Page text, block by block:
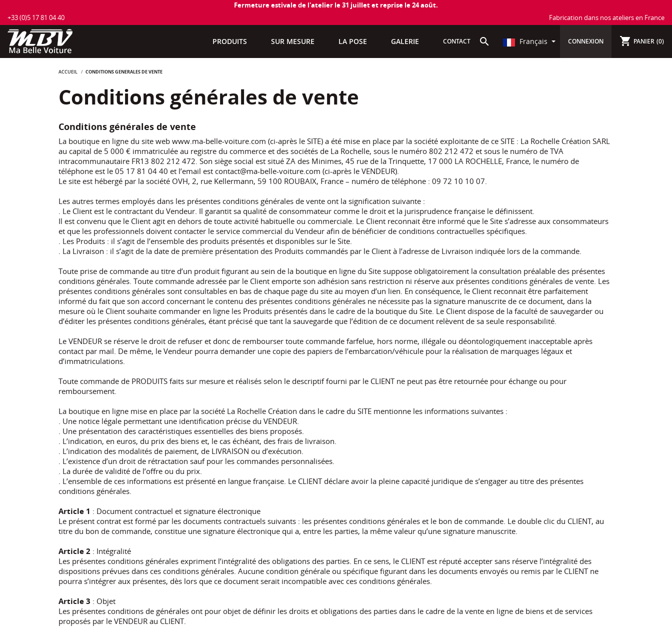
Fermeture estivale de l'atelier le 31 juillet et reprise le 24 août.
+33 (0)5 17 81 04 40
Fabrication dans nos ateliers en France
PRODUITS SUR MESURE LA POSE GALERIE CONTACT search Français CONNEXION shopping_cart PANIER (0)
ACCUEIL CONDITIONS GÉNÉRALES DE VENTE
Conditions générales de vente
Conditions générales de vente
La boutique en ligne du site web www.ma-belle-voiture.com (ci-après le SITE) a été mise en place par la société exploitante de ce SITE : La Rochelle Création SARL
au capital de 5 000 € immatriculée au registre du commerce et des sociétés de La Rochelle, sous le numéro 802 212 472 et sous le numéro de TVA
intracommunautaire FR13 802 212 472. Son siège social est situé ZA des Minimes, 45 rue de la Trinquette, 17 000 LA ROCHELLE, France, le numéro de
téléphone est le 05 17 81 04 40 et l’email est contact@ma-belle-voiture.com (ci-après le VENDEUR).
Le site est hébergé par la société OVH, 2, rue Kellermann, 59 100 ROUBAIX, France – numéro de téléphone : 09 72 10 10 07.
Les autres termes employés dans les présentes conditions générales de vente ont la signification suivante :
. Le Client est le contractant du Vendeur. Il garantit sa qualité de consommateur comme le droit et la jurisprudence française le définissent.
Il est convenu que le Client agit en dehors de toute activité habituelle ou commerciale. Le Client reconnait être informé que le Site s’adresse aux consommateurs
et que les professionnels doivent contacter le service commercial du Vendeur afin de bénéficier de conditions contractuelles spécifiques.
. Les Produits : il s’agit de l’ensemble des produits présentés et disponibles sur le Site.
. La Livraison : il s’agit de la date de première présentation des Produits commandés par le Client à l’adresse de Livraison indiquée lors de la commande.
Toute prise de commande au titre d’un produit figurant au sein de la boutique en ligne du Site suppose obligatoirement la consultation préalable des présentes
conditions générales. Toute commande adressée par le Client emporte son adhésion sans restriction ni réserve aux présentes conditions générales de vente. Les
présentes conditions générales sont consultables en bas de chaque page du site au moyen d’un lien. En conséquence, le Client reconnait être parfaitement
informé du fait que son accord concernant le contenu des présentes conditions générales ne nécessite pas la signature manuscrite de ce document, dans la
mesure où le Client souhaite commander en ligne les Produits présentés dans le cadre de la boutique du Site. Le Client dispose de la faculté de sauvegarder ou
d’éditer les présentes conditions générales, étant précisé que tant la sauvegarde que l’édition de ce document relèvent de sa seule responsabilité.
Le VENDEUR se réserve le droit de refuser et donc de rembourser toute commande farfelue, hors norme, illégale ou déontologiquement inacceptable après
contact par mail. De même, le Vendeur pourra demander une copie des papiers de l’embarcation/véhicule pour la réalisation de marquages légaux et
d’immatriculations.
Toute commande de PRODUITS faits sur mesure et réalisés selon le descriptif fourni par le CLIENT ne peut pas être retournée pour échange ou pour
remboursement.
La boutique en ligne mise en place par la société La Rochelle Création dans le cadre du SITE mentionne les informations suivantes :
. Une notice légale permettant une identification précise du VENDEUR.
. Une présentation des caractéristiques essentielles des biens proposés.
. L’indication, en euros, du prix des biens et, le cas échéant, des frais de livraison.
. L’indication des modalités de paiement, de LIVRAISON ou d’exécution.
. L’existence d’un droit de rétractation sauf pour les commandes personnalisées.
. La durée de validité de l’offre ou du prix.
. L’ensemble de ces informations est présenté en langue française. Le CLIENT déclare avoir la pleine capacité juridique de s’engager au titre des présentes
conditions générales.
Article 1 : Document contractuel et signature électronique
Le présent contrat est formé par les documents contractuels suivants : les présentes conditions générales et le bon de commande. Le double clic du CLIENT, au
titre du bon de commande, constitue une signature électronique qui a, entre les parties, la même valeur qu’une signature manuscrite.
Article 2 : Intégralité
Les présentes conditions générales expriment l’intégralité des obligations des parties. En ce sens, le CLIENT est réputé accepter sans réserve l’intégralité des
dispositions prévues dans ces conditions générales. Aucune condition générale ou spécifique figurant dans les documents envoyés ou remis par le CLIENT ne
pourra s’intégrer aux présentes, dès lors que ce document serait incompatible avec ces conditions générales.
Article 3 : Objet
Les présentes conditions de générales ont pour objet de définir les droits et obligations des parties dans le cadre de la vente en ligne de biens et de services
proposés par le VENDEUR au CLIENT.